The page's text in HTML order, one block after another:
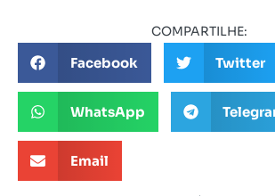
COMPARTILHE:
Facebook Twitter
WhatsApp
Email